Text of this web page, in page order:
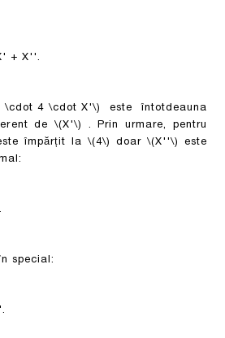
+ X''.
\cdot 4 \cdot X'\)
este întotdeauna
de \(X'\)
. Prin urmare, pentru
împărțit la \(4\) doar \(X''\)
este
special: